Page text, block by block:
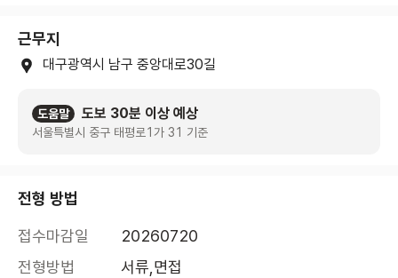
근무지
대구광역시 남구 중앙대로30길
도움말 도보 30분 이상 예상
서울특별시 중구 태평로1가 31 기준
전형 방법
접수마감일
20260720
전형방법
서류,면접